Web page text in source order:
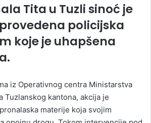
Tita u Tuzli sinoć je
policijska
koje je uhapšena
iz Operativnog centra Ministarstva
Tuzlanskog kantona, akcija je
materije koja svojim